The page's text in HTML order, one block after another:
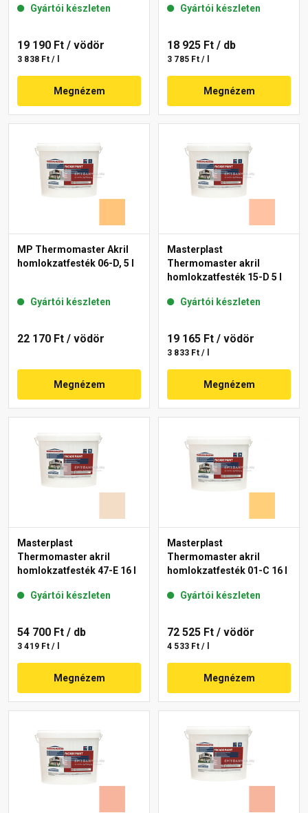
Gyártói készleten
19 190 Ft / vödör
3 838 Ft / l
Megnézem
Gyártói készleten
18 925 Ft / db
3 785 Ft / l
Megnézem
MP Thermomaster Akril
homlokzatfesték 06-D, 5 l
Gyártói készleten
22 170 Ft / vödör
Megnézem
Masterplast
Thermomaster akril
homlokzatfesték 15-D 5 l
Gyártói készleten
19 165 Ft / vödör
3 833 Ft / l
Megnézem
Masterplast
Thermomaster akril
homlokzatfesték 47-E 16 l
Gyártói készleten
54 700 Ft / db
3 419 Ft / l
Megnézem
Masterplast
Thermomaster akril
homlokzatfesték 01-C 16 l
Gyártói készleten
72 525 Ft / vödör
4 533 Ft / l
Megnézem